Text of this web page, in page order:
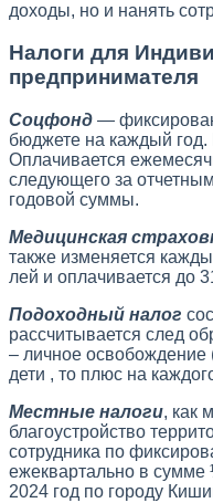
доходы, но и нанять
Налоги для
предпринимателя
Соцфонд —
бюджете на каждый год.
Оплачивается
следующего за
годовой суммы.
Медицинская
также изменяется
лей и оплачивается до
Подоходный налог
рассчитывается след
– личное освобождение
дети , то плюс на
Местные налоги, как
благоустройство
сотрудника по
ежеквартально в
2024 год по городу